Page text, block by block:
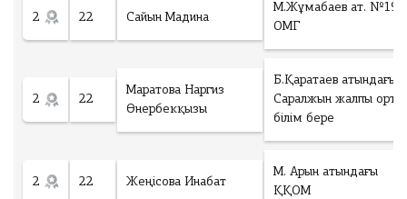
2 22 Сайын Мадина
М.Жұмабаев ат. №19
ОМГ
2 22
Маратова Наргиз
Өнербекқызы
Б.Қаратаев атындағы
Саралжын жалпы орта
білім бере
2 22 Жеңісова Инабат
М. Арын атындағы
ҚҚОМ